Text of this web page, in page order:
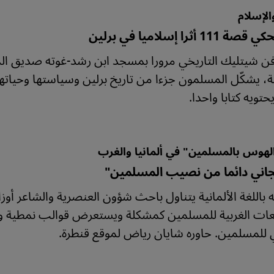
إسلاميا في برلين
شيتليك التاريخي مرورا بمسجد ابن رشد-غوته صديق
يشكّل المسلمون جزءا من تاريخ برلين وسياستها
كتابا واحدا.
بالمسلمين" في ألمانيا والغرب
دائما من نصيب المسلمين"
باللغة الألمانية يتناول باحث شؤون العنصرية والشاعر
الغربية للمسلمين كمشكلة ويستعرض قوالب نمطية
للمسلمين. حاوره شايان رياض لموقع قنطرة.